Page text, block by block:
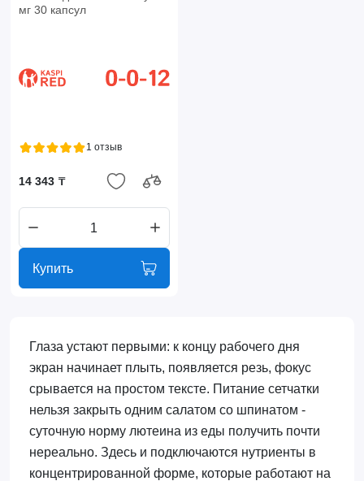
мг 30 капсул
1 отзыв
14 343 ₸
Купить
Глаза устают первыми: к концу рабочего дня
экран начинает плыть, появляется резь, фокус
срывается на простом тексте. Питание сетчатки
нельзя закрыть одним салатом со шпинатом -
суточную норму лютеина из еды получить почти
нереально. Здесь и подключаются нутриенты в
концентрированной форме, которые работают на